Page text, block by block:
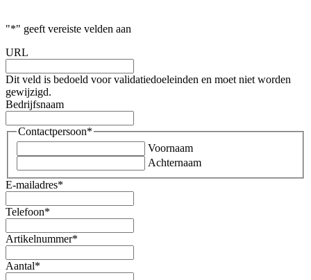
"*" geeft vereiste velden aan
URL
Dit veld is bedoeld voor validatiedoeleinden en moet niet worden
gewijzigd.
Bedrijfsnaam
Contactpersoon*
Voornaam
Achternaam
E-mailadres*
Telefoon*
Artikelnummer*
Aantal*